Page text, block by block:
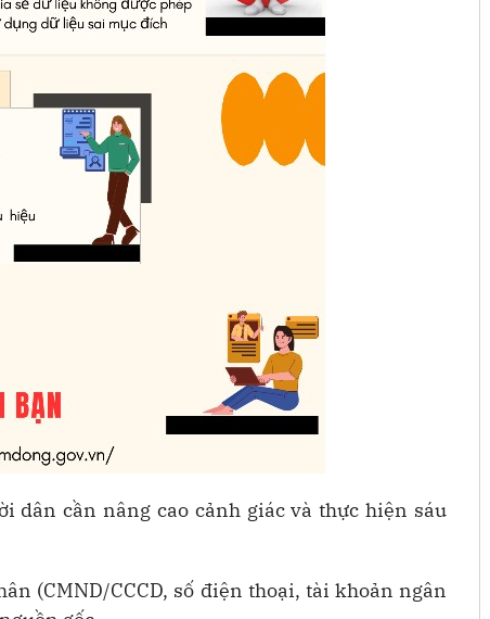
dân cần nâng cao cảnh giác và thực hiện sáu
(CMND/CCCD, số điện thoại, tài khoản ngân